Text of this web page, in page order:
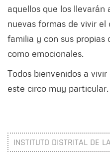
aquellos que los
nuevas formas de vivir el
familia y con sus propias
como emocionales.
Todos bienvenidos a
este circo muy particular.
INSTITUTO DISTRITAL DE